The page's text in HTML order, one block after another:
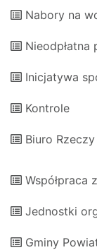
Nabory na
Nieodpłatna
Inicjatywa
Kontrole
Biuro
Współpraca
Jednostki
Gminy